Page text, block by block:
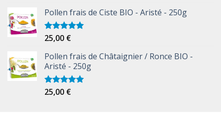
Pollen frais de Ciste BIO - Aristé - 250g
Note5.00
25,00 €
Pollen frais de Châtaignier / Ronce BIO -
Aristé - 250g
Note5.00
25,00 €